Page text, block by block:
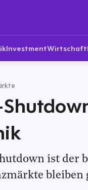
InvestmentWirtschaft
ist der
bleiben